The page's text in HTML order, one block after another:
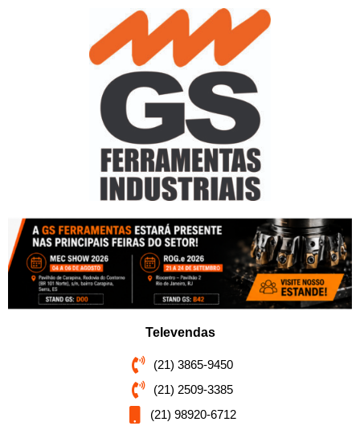
Televendas
(21) 3865-9450
(21) 2509-3385
(21) 98920-6712